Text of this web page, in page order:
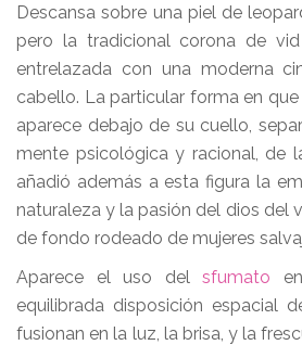
Descansa sobre una piel de
pero la tradicional corona de
entrelazada con una moderna
cabello. La particular forma en
aparece debajo de su cuello,
mente psicológica y racional, de
añadió además a esta figura la
naturaleza y la pasión del dios del
de fondo rodeado de mujeres
Aparece el uso delsfumato
equilibrada disposición espacial
fusionan en la luz, la brisa, y la